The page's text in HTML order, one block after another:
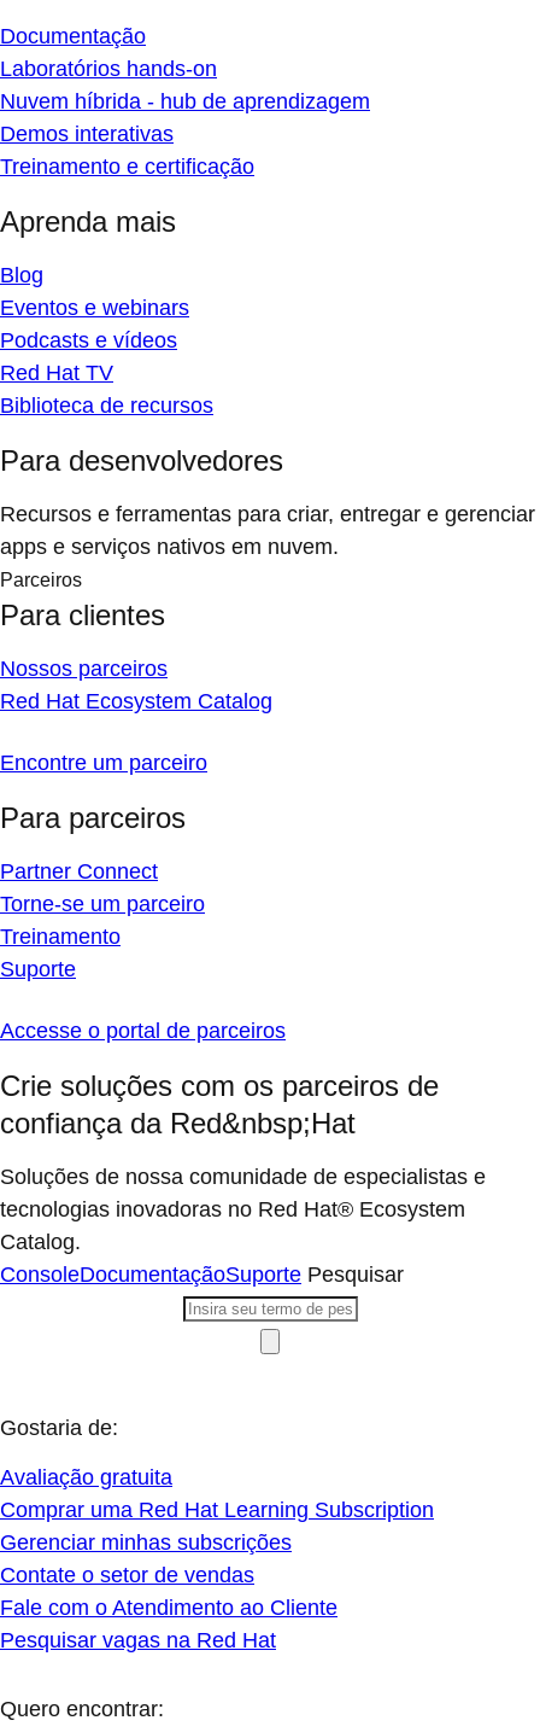
Documentação
Laboratórios hands-on
Nuvem híbrida - hub de aprendizagem
Demos interativas
Treinamento e certificação
Aprenda mais
Blog
Eventos e webinars
Podcasts e vídeos
Red Hat TV
Biblioteca de recursos
Para desenvolvedores
Recursos e ferramentas para criar, entregar e gerenciar
apps e serviços nativos em nuvem.
Parceiros
Para clientes
Nossos parceiros
Red Hat Ecosystem Catalog
Encontre um parceiro
Para parceiros
Partner Connect
Torne-se um parceiro
Treinamento
Suporte
Accesse o portal de parceiros
Crie soluções com os parceiros de
confiança da Red&nbsp;Hat
Soluções de nossa comunidade de especialistas e
tecnologias inovadoras no Red Hat® Ecosystem
Catalog.
ConsoleDocumentaçãoSuporte Pesquisar
Gostaria de:
Avaliação gratuita
Comprar uma Red Hat Learning Subscription
Gerenciar minhas subscrições
Contate o setor de vendas
Fale com o Atendimento ao Cliente
Pesquisar vagas na Red Hat
Quero encontrar: